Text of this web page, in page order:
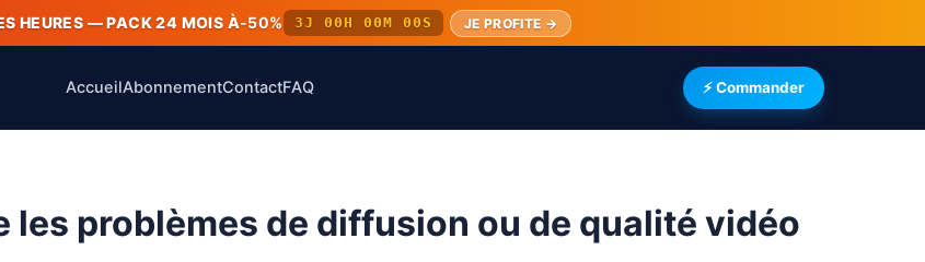
HEURES — PACK 24 MOIS À-50% 3J 00H 00M 00S JE PROFITE →
AccueilAbonnementContactFAQ ⚡ Commander
les problèmes de diffusion ou de qualité vidéo